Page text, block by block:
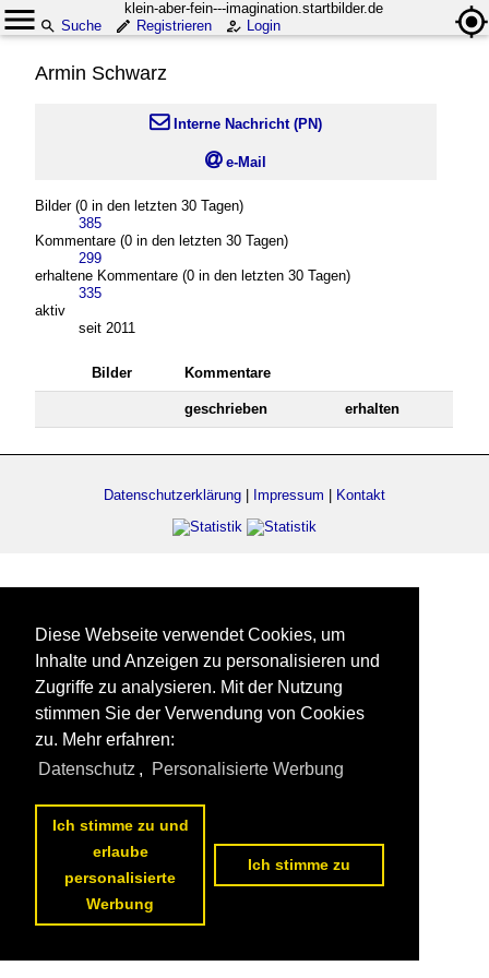
klein-aber-fein---imagination.startbilder.de
Suche
Registrieren Login
Armin Schwarz
 Interne Nachricht (PN)
e-Mail
Bilder (0 in den letzten 30 Tagen)
385
Kommentare (0 in den letzten 30 Tagen)
299
erhaltene Kommentare (0 in den letzten 30 Tagen)
335
aktiv
seit 2011
Bilder Kommentare
geschrieben erhalten
Datenschutzerklärung Impressum Kontakt
Diese Webseite verwendet Cookies, um
Inhalte und Anzeigen zu personalisieren und
Zugriffe zu analysieren. Mit der Nutzung
stimmen Sie der Verwendung von Cookies
zu. Mehr erfahren:
Datenschutz , Personalisierte Werbung
Ich stimme zu und
erlaube
personalisierte
Werbung
Ich stimme zu